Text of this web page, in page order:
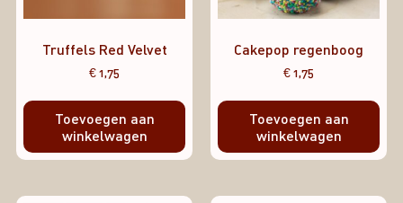
Truffels Red Velvet
€1,75
Toevoegen aan
winkelwagen
Cakepop regenboog
€1,75
Toevoegen aan
winkelwagen